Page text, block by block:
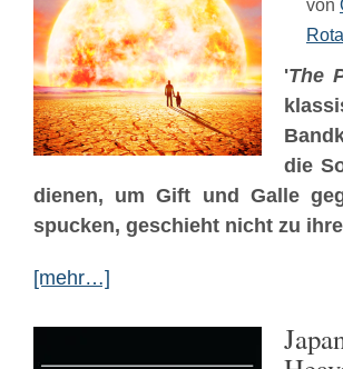
von
'The
die
dienen, um Gift und Galle
spucken, geschieht nicht zu
[mehr…]